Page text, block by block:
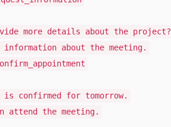
more details about the project?
information about the meeting.
is confirmed for tomorrow.
attend the meeting.